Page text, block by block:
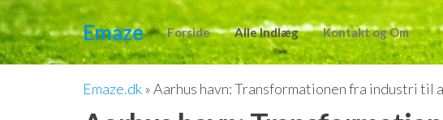
Videre
til
indhold
Emaze Forside Alle Indlæg Kontakt og Om
Emaze.dk»Aarhus havn: Transformationen fra industri til